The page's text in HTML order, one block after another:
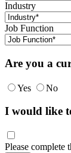
Industry
Job Function
Are you a
Yes No
I would like
Please complete